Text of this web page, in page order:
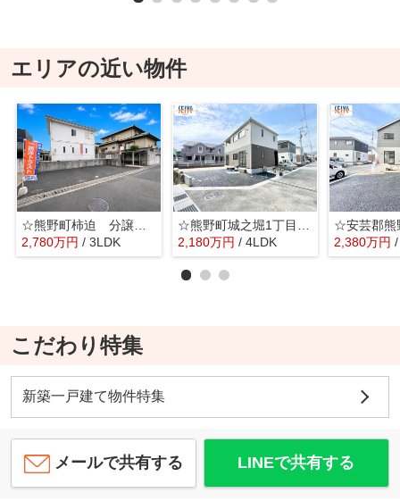
エリアの近い物件
☆熊野町柿迫 分譲中☆
2,780万円 / 3LDK
2,180万円 / 4LDK 2,380万円
こだわり特集
新築一戸建て物件特集
メールで共有する LINEで共有する